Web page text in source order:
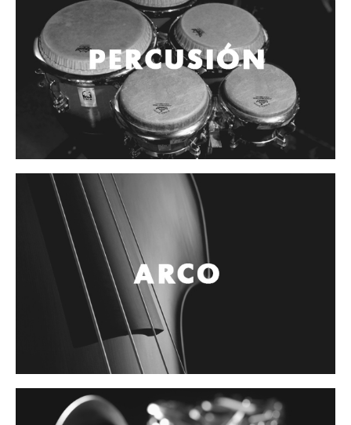
Kalimba
Xilófonos y liras
Campanas, lluvias y platillos
Herrajes y soportes
Accesorios
Marcha
Redoblantes
Tambores
Multi-tenores
Baquetas, mazos y bolillos